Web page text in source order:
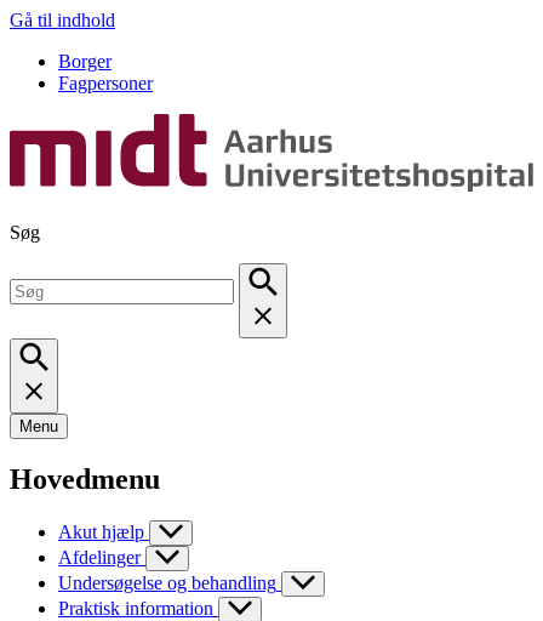
Gå til indhold
Borger
Fagpersoner
Søg
Menu
Hovedmenu
Akut hjælp
Afdelinger
Undersøgelse og behandling
Praktisk information